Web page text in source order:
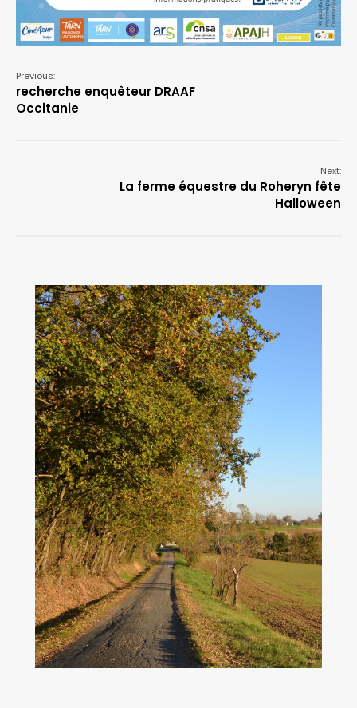
Previous:
recherche enquêteur DRAAF
Occitanie
Next:
La ferme équestre du Roheryn fête
Halloween